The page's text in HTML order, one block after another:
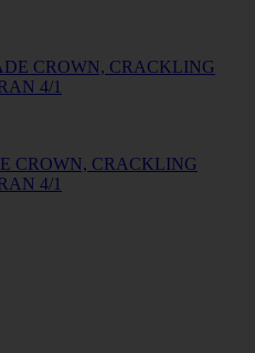
CROWN, CRACKLING
4/1